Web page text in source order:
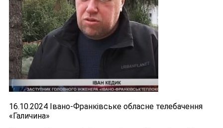
16.10.2024 Івано-Франківське обласне телебачення
«Галичина»